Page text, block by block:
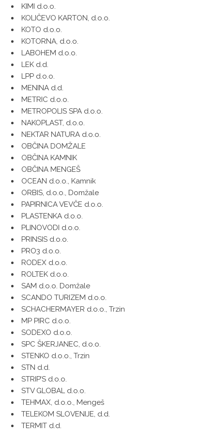
KIMI d.o.o.
KOLIČEVO KARTON, d.o.o.
KOTO d.o.o.
KOTORNA, d.o.o.
LABOHEM d.o.o.
LEK d.d.
LPP d.o.o.
MENINA d.d.
METRIC d.o.o.
METROPOLIS SPA d.o.o.
NAKOPLAST, d.o.o.
NEKTAR NATURA d.o.o.
OBČINA DOMŽALE
OBČINA KAMNIK
OBČINA MENGEŠ
OCEAN d.o.o., Kamnik
ORBIS, d.o.o., Domžale
PAPIRNICA VEVČE d.o.o.
PLASTENKA d.o.o.
PLINOVODI d.o.o.
PRINSIS d.o.o.
PRO3 d.o.o.
RODEX d.o.o.
ROLTEK d.o.o.
SAM d.o.o. Domžale
SCANDO TURIZEM d.o.o.
SCHACHERMAYER d.o.o., Trzin
MP PIRC d.o.o.
SODEXO d.o.o.
SPC ŠKERJANEC, d.o.o.
STENKO d.o.o., Trzin
STN d.d.
STRIP’S d.o.o.
STV GLOBAL d.o.o.
TEHMAX, d.o.o., Mengeš
TELEKOM SLOVENIJE, d.d.
TERMIT d.d.